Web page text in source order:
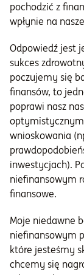
pochodzić z
wpłynie na
Odpowiedź jest
sukces
poczujemy się
finansów, to
poprawi nasz
wnioskowania
inwestycjach).
niefinansowym
finansowe.
Moje niedawne
niefinansowym
które jesteśmy
chcemy się